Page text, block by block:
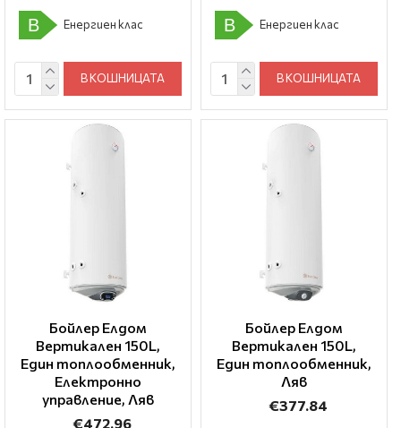
B Енергиен клас
В КОШНИЦАТА
B Енергиен клас
В КОШНИЦАТА
Бойлер Елдом
Вертикален 150L,
Един топлообменник,
Електронно
управление, Ляв
€472.96
Бойлер Елдом
Вертикален 150L,
Един топлообменник,
Ляв
€377.84